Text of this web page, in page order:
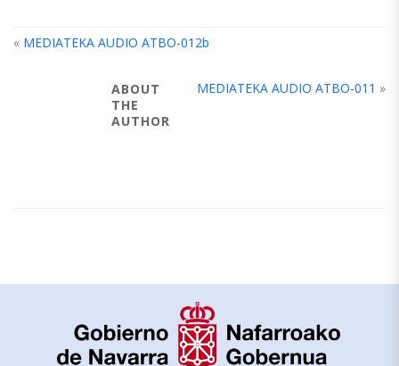
« MEDIATEKA AUDIO ATBO-012b
MEDIATEKA AUDIO ATBO-011 »
ABOUT
THE
AUTHOR